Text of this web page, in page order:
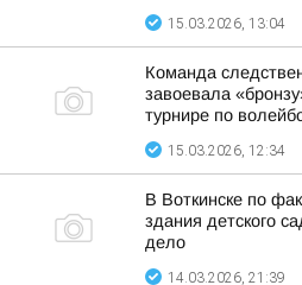
15.03.2026, 13:04
Команда
завоевала
турнире по
15.03.2026, 12:34
В Воткинске по
здания детского
дело
14.03.2026, 21:39